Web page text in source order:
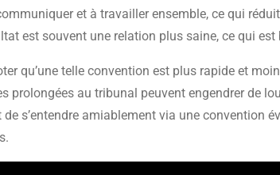
et à travailler ensemble, ce qui
est souvent une relation plus saine, ce qui est
qu’une telle convention est plus rapide et
prolongées au tribunal peuvent engendrer de
s’entendre amiablement via une convention